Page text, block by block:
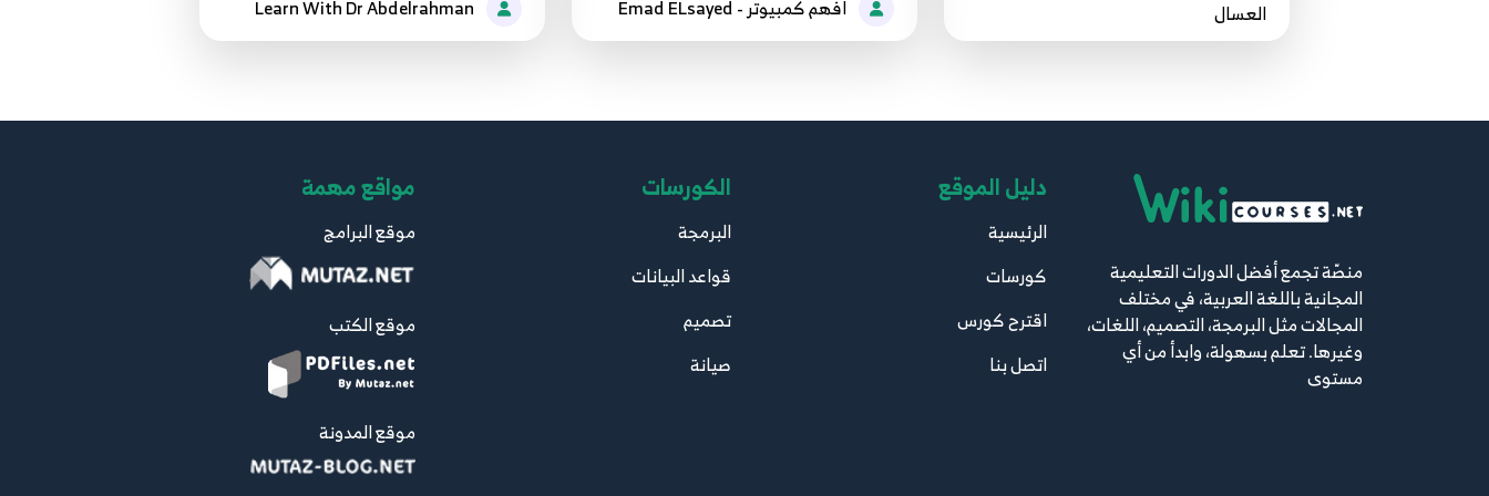
العسال
افهم كمبيوتر - Emad ELsayed
منصّة تجمع أفضل الدورات التعليمية
المجانية باللغة العربية، في مختلف
المجالات مثل البرمجة، التصميم، اللغات،
وغيرها. تعلم بسهولة، وابدأ من أي
مستوى
دليل الموقع
الرئيسية
كورسات
اقترح كورس
اتصل بنا
الكورسات
البرمجة
قواعد البيانات
تصميم
صيانة
مواقع مهمة
موقع البرامج
موقع الكتب
موقع المدونة